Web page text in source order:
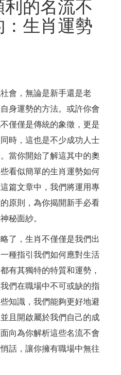
的名流不
生肖運勢
會，無論是新手還是老
身運勢的方法。或許你會
僅僅是傳統的象徵，更是
時，這也是不少成功人士
當你開始了解這其中的奧
看似簡單的生肖運勢如何
篇文章中，我們將運用專
原則，為你揭開新手必看
秘面紗。
了，生肖不僅僅是我們出
種指引我們如何應對生活
有其獨特的特質和運勢，
們在職場中不可或缺的指
知識，我們能夠更好地避
且開啟屬於我們自己的成
向為你解析這些名流不會
話，讓你擁有職場中無往